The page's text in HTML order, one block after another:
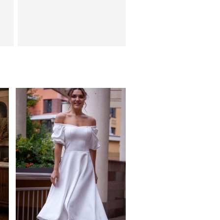
Классические
шоколадные шелковые
летние женские брюки